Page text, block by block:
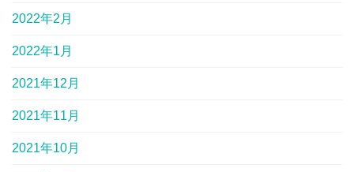
2022年2月
2022年1月
2021年12月
2021年11月
2021年10月